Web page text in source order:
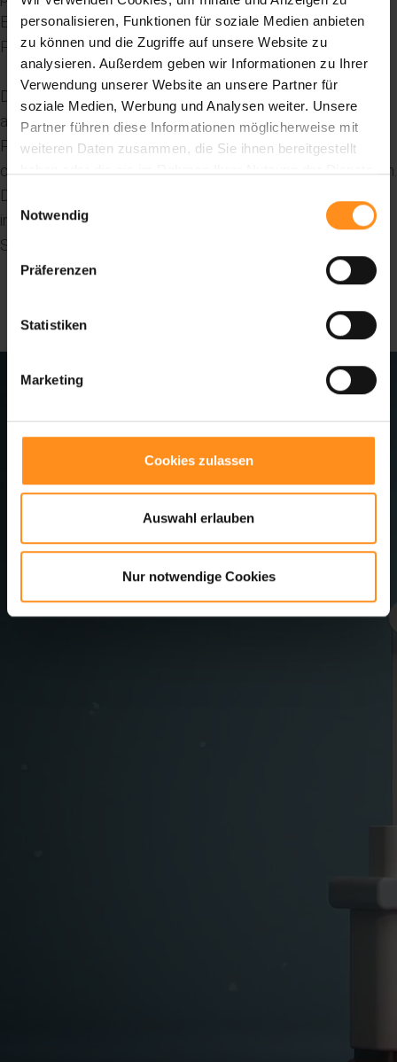
personalisieren, Funktionen für soziale Medien anbieten
zu können und die Zugriffe auf unsere Website zu
analysieren. Außerdem geben wir Informationen zu Ihrer
Verwendung unserer Website an unsere Partner für
soziale Medien, Werbung und Analysen weiter. Unsere
Partner führen diese Informationen möglicherweise mit
weiteren Daten zusammen, die Sie ihnen bereitgestellt
Notwendig
Präferenzen
Statistiken
Marketing
Cookies zulassen
Auswahl erlauben
Nur notwendige Cookies
EMS entwickelten AIRFLOW®, PERIOFLOW® und
PIEZON® Technologien.
Die Guided Biofilm Therapy besteht aus 8 aufeinander
aufbauenden Behandlungsschritten, die auf individueller
Patientendiagnose und Risikobewertung basieren, um
optimale Ergebnisse zum Wohle des Patienten zu erzielen.
Dabei erfolgt die Behandlung in der am wenigsten
invasiven Weise bei gleichzeitig höchstem Komfort,
Sicherheit und Effizienz.